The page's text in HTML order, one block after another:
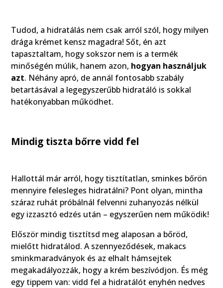
Tudod, a hidratálás nem csak arról szól, hogy milyen
drága krémet kensz magadra! Sőt, én azt
tapasztaltam, hogy sokszor nem is a termék
minőségén múlik, hanem azon, hogyan használjuk
azt. Néhány apró, de annál fontosabb szabály
betartásával a legegyszerűbb hidratáló is sokkal
hatékonyabban működhet.
Mindig tiszta bőrre vidd fel
Hallottál már arról, hogy tisztítatlan, sminkes bőrön
mennyire felesleges hidratálni? Pont olyan, mintha
száraz ruhát próbálnál felvenni zuhanyozás nélkül
egy izzasztó edzés után – egyszerűen nem működik!
Először mindig tisztítsd meg alaposan a bőröd,
mielőtt hidratálod. A szennyeződések, makacs
sminkmaradványok és az elhalt hámsejtek
megakadályozzák, hogy a krém beszívódjon. És még
egy tippem van: vidd fel a hidratálót enyhén nedves